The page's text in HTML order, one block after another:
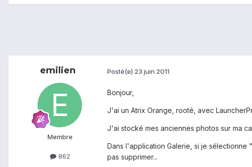
emilien
Membre
862
Posté(e) 23 juin 2011
Bonjour,
J'ai un Atrix Orange, rooté, avec
J'ai stocké mes anciennes photos sur ma
Dans l'application Galerie, si je
pas supprimer...